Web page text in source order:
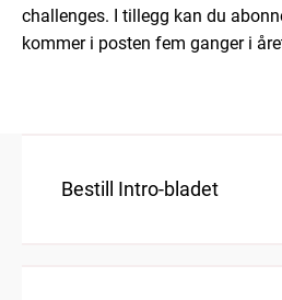
challenges. I tillegg kan du
kommer i posten fem ganger i
Bestill Intro-bladet